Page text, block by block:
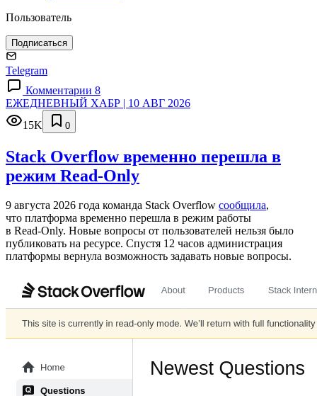
Пользователь
Подписаться
Telegram
Комментарии 8
ЕЖЕДНЕВНЫЙ ХАБР | 10 АВГ 2026
15K
0
Stack Overflow временно перешла в
режим Read-Only
9 августа 2026 года команда Stack Overflow сообщила,
что платформа временно перешла в режим работы
в Read‑Only. Новые вопросы от пользователей нельзя было
публиковать на ресурсе. Спустя 12 часов администрация
платформы вернула возможность задавать новые вопросы.